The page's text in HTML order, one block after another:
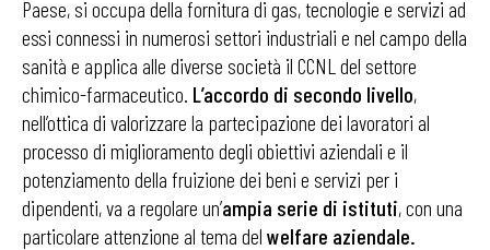
Paese, si occupa della fornitura di gas, tecnologie e servizi ad
essi connessi in numerosi settori industriali e nel campo della
sanità e applica alle diverse società il CCNL del settore
chimico-farmaceutico. L’accordo di secondo livello,
nell’ottica di valorizzare la partecipazione dei lavoratori al
processo di miglioramento degli obiettivi aziendali e il
potenziamento della fruizione dei beni e servizi per i
dipendenti, va a regolare un’ampia serie di istituti, con una
particolare attenzione al tema del welfare aziendale.